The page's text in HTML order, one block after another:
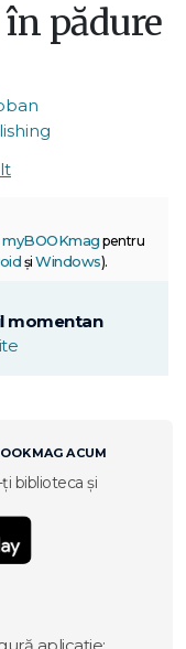
pădure
myBOOKmag pentru
și Windows).
momentan
ACUM
biblioteca și